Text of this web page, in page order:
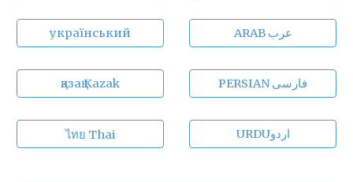
український
қазақ Kazak
ไทย Thai
ARAB عرب
PERSIAN فارسی
URDUاردو